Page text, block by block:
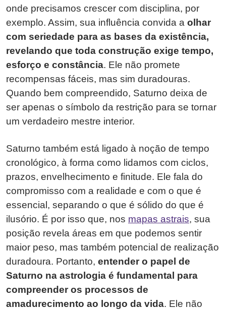
onde precisamos crescer com disciplina, por
exemplo. Assim, sua influência convida a olhar
com seriedade para as bases da existência,
revelando que toda construção exige tempo,
esforço e constância. Ele não promete
recompensas fáceis, mas sim duradouras.
Quando bem compreendido, Saturno deixa de
ser apenas o símbolo da restrição para se tornar
um verdadeiro mestre interior.
Saturno também está ligado à noção de tempo
cronológico, à forma como lidamos com ciclos,
prazos, envelhecimento e finitude. Ele fala do
compromisso com a realidade e com o que é
essencial, separando o que é sólido do que é
ilusório. É por isso que, nos mapas astrais, sua
posição revela áreas em que podemos sentir
maior peso, mas também potencial de realização
duradoura. Portanto, entender o papel de
Saturno na astrologia é fundamental para
compreender os processos de
amadurecimento ao longo da vida. Ele não